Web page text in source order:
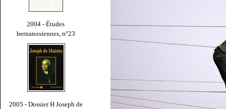
2004 - Études
bernanosiennes, n°23
2005 - Dossier H Joseph de